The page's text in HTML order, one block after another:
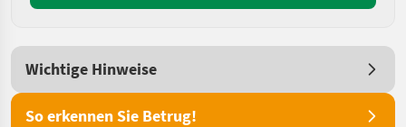
Wichtige Hinweise
So erkennen Sie Betrug!